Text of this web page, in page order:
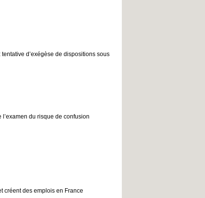
d’exégèse de dispositions sous
du risque de confusion
créent des emplois en France